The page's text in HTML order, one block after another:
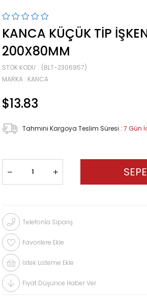
KANCA KÜÇÜK TIP
200X80MM
STOK KODU
(BLT-2306957)
MARKA : KANCA
$13.83
Tahmini Kargoya Teslim Süresi : 7 Gün
Telefonla Sipariş
Favorilere Ekle
İstek Listeme Ekle
Fiyat Düşünce Haber Ver